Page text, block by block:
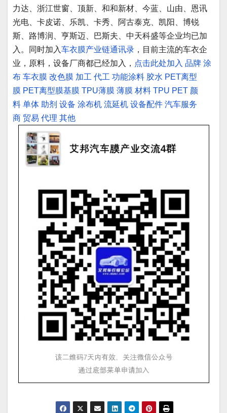
力达、浙江世窗、顶新、和和新材、今蓝、山由、恩讯
光电、卡皮诺、乐凯、卡秀、阿古泰克、凯阳、博锐
斯、路博润、亨斯迈、巴斯夫、中天科盛等企业均已加
入。同时加入车衣膜产业链通讯录 ，目前主流的车衣企
业，原料，设备厂商都已经加入， 点击此处加入 品牌 涂
布 车衣膜 改色膜 加工 代工 功能涂料 胶水 PET离型
膜 PET离型膜基膜 TPU薄膜 薄膜 材料 TPU PET 颜
料 单体 助剂 设备 涂布机 流延机 设备配件 汽车服务
商 贸易 代理 其他